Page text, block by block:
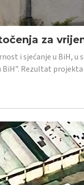
za
i sjećanje u BiH,
Rezultat